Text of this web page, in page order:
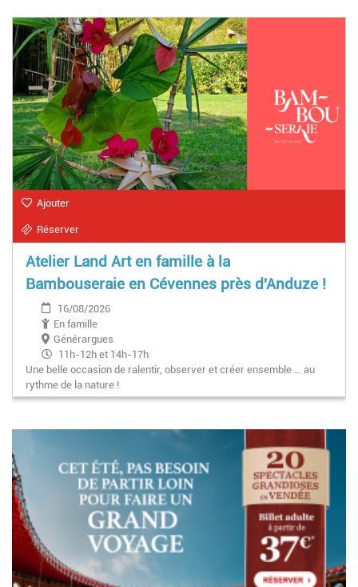
Ajouter
Réserver
Atelier Land Art en famille à la
Bambouseraie en Cévennes près d'Anduze !
16/08/2026
En famille
Générargues
11h-12h et 14h-17h
Une belle occasion de ralentir, observer et créer ensemble … au
rythme de la nature !